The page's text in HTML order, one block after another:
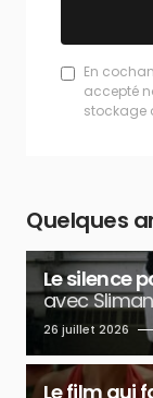
En
accepté
stockage
Quelques
Le silence
avec
26 juillet 2026
Le film qui